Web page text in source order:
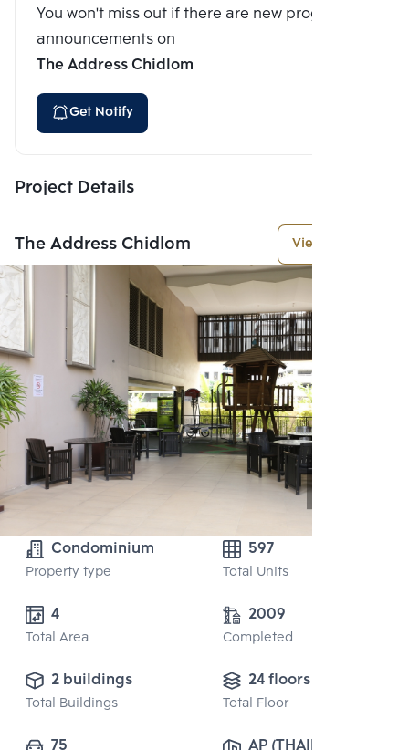
You won't miss out if there are new program
announcements on
The Address Chidlom
Get Notify
Project Details
The Address Chidlom View More
Condominium
Property type
597
Total Units
4
Total Area
2009
Completed
2 buildings
Total Buildings
24 floors
Total Floor